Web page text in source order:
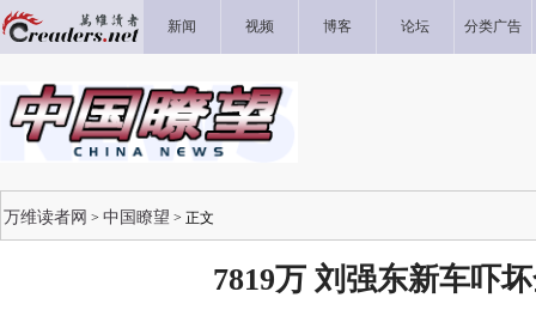
新闻 视频 博客 论坛 分类广告
万维读者网 > 中国瞭望 > 正文
7819万 刘强东新车吓